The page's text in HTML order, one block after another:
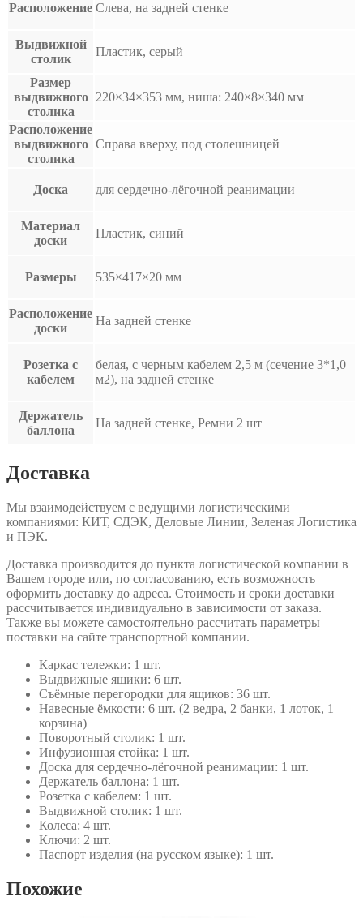
Расположение Слева, на задней стенке
Выдвижной
столик
Пластик, серый
Размер
выдвижного
столика
220×34×353 мм, ниша: 240×8×340 мм
Расположение
выдвижного
столика
Справа вверху, под столешницей
Доска для сердечно-лёгочной реанимации
Материал
доски
Пластик, синий
Размеры 535×417×20 мм
Расположение
доски
На задней стенке
Розетка с
кабелем
белая, с черным кабелем 2,5 м (сечение 3*1,0
м2), на задней стенке
Держатель
баллона
На задней стенке, Ремни 2 шт
Доставка
Мы взаимодействуем с ведущими логистическими
компаниями: КИТ, СДЭК, Деловые Линии, Зеленая Логистика
и ПЭК.
Доставка производится до пункта логистической компании в
Вашем городе или, по согласованию, есть возможность
оформить доставку до адреса. Стоимость и сроки доставки
рассчитывается индивидуально в зависимости от заказа.
Также вы можете самостоятельно рассчитать параметры
поставки на сайте транспортной компании.
Каркас тележки: 1 шт.
Выдвижные ящики: 6 шт.
Съёмные перегородки для ящиков: 36 шт.
Навесные ёмкости: 6 шт. (2 ведра, 2 банки, 1 лоток, 1
корзина)
Поворотный столик: 1 шт.
Инфузионная стойка: 1 шт.
Доска для сердечно-лёгочной реанимации: 1 шт.
Держатель баллона: 1 шт.
Розетка с кабелем: 1 шт.
Выдвижной столик: 1 шт.
Колеса: 4 шт.
Ключи: 2 шт.
Паспорт изделия (на русском языке): 1 шт.
Похожие